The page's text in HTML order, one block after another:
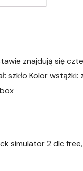
znajdują się
szkło Kolor
simulator 2 dlc